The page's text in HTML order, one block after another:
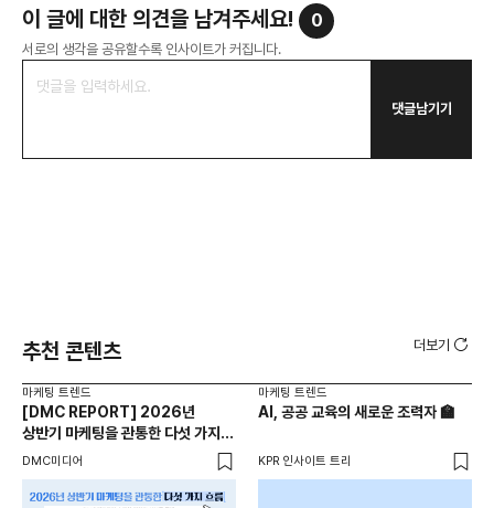
이 글에 대한 의견을 남겨주세요! 0
서로의 생각을 공유할수록 인사이트가 커집니다.
댓글남기기
추천 콘텐츠 더보기
마케팅 트렌드
[DMC REPORT] 2026년
상반기 마케팅을 관통한 다섯 가지
흐름
DMC미디어
마케팅 트렌드
AI, 공공 교육의 새로운 조력자 🏫
KPR 인사이트 트리